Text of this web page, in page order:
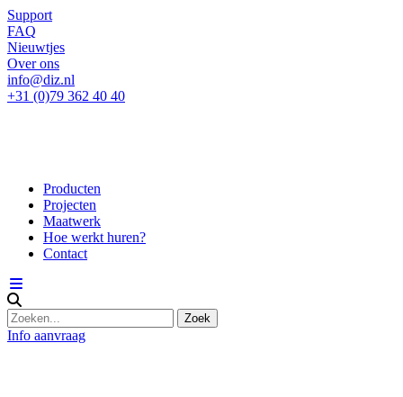
Support
FAQ
Nieuwtjes
Over ons
info@diz.nl
+31 (0)79 362 40 40
Producten
Projecten
Maatwerk
Hoe werkt huren?
Contact
Info aanvraag